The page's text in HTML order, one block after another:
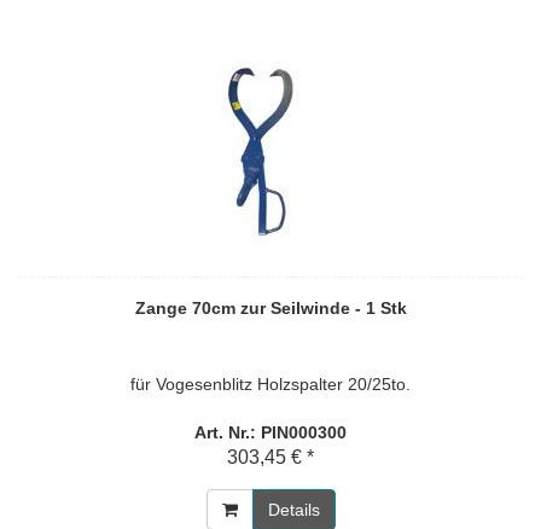
Zange 70cm zur Seilwinde - 1 Stk
für Vogesenblitz Holzspalter 20/25to.
Art. Nr.: PIN000300
303,45 € *
Details